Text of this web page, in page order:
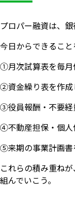
プロパー融資は、
今日からできるこ
①月次試算表を毎月
②資金繰り表を作成
③役員報酬・不要経
④不動産担保・個人
⑤来期の事業計画書
これらの積み重ね
組んでいこう。